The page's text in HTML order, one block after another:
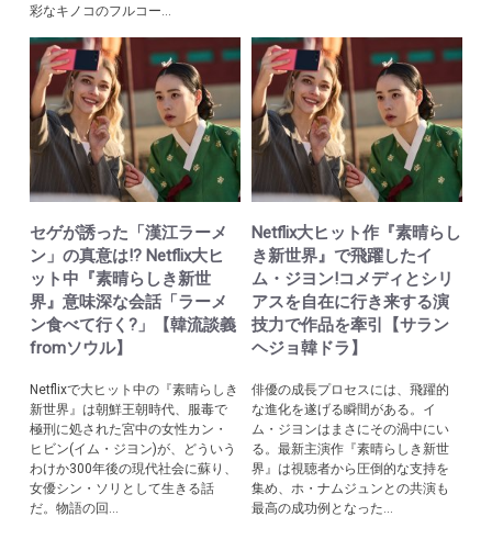
彩なキノコのフルコー...
セゲが誘った「漢江ラーメ
ン」の真意は!? Netflix大ヒ
ット中『素晴らしき新世
界』意味深な会話「ラーメ
ン食べて行く?」【韓流談義
fromソウル】
Netflixで大ヒット中の『素晴らしき
新世界』は朝鮮王朝時代、服毒で
極刑に処された宮中の女性カン・
ヒビン(イム・ジヨン)が、どういう
わけか300年後の現代社会に蘇り、
女優シン・ソリとして生きる話
だ。物語の回...
Netflix大ヒット作『素晴らし
き新世界』で飛躍したイ
ム・ジヨン!コメディとシリ
アスを自在に行き来する演
技力で作品を牽引【サラン
ヘジョ韓ドラ】
俳優の成長プロセスには、飛躍的
な進化を遂げる瞬間がある。イ
ム・ジヨンはまさにその渦中にい
る。最新主演作『素晴らしき新世
界』は視聴者から圧倒的な支持を
集め、ホ・ナムジュンとの共演も
最高の成功例となった...